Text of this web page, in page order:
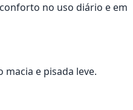
no uso diário e em
e pisada leve.